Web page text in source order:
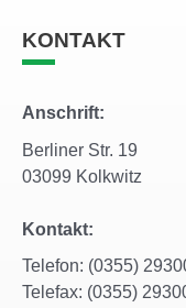
KONTAKT
Anschrift:
Berliner Str. 19
03099 Kolkwitz
Kontakt:
Telefon: (0355)
Telefax: (0355)